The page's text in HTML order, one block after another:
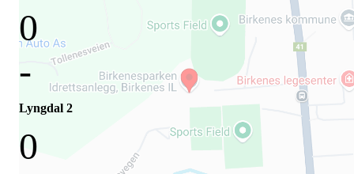
0
-
Lyngdal 2
0